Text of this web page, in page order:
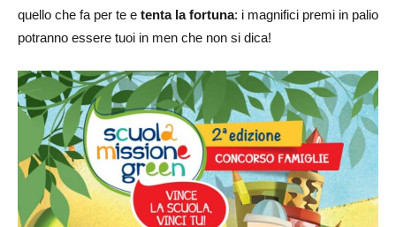
quello che fa per te e tenta la fortuna: i magnifici premi in palio
potranno essere tuoi in men che non si dica!